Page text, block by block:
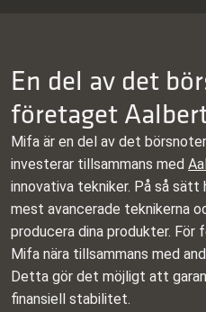
En del av det
företaget
Mifa är en del av det
investerar tillsammans med
innovativa tekniker. På så
mest avancerade teknikerna
producera dina produkter. För
Mifa nära tillsammans med
Detta gör det möjligt att
finansiell stabilitet.